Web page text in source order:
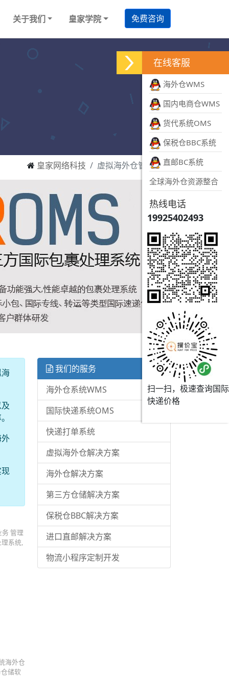
关于我们 皇家学院 免费咨询
皇家网络科技 虚拟海外仓管理系统
管理
系统,
海外仓
储软
我们的服务
海外仓系统WMS
国际快递系统OMS
快递打单系统
虚拟海外仓解决方案
海外仓解决方案
第三方仓储解决方案
保税仓BBC解决方案
进口直邮解决方案
物流小程序定制开发
在线客服
海外仓WMS
国内电商仓WMS
货代系统OMS
保税仓BBC系统
直邮BC系统
全球海外仓资源整合
热线电话
19925402493
扫一扫，极速查询国际
快递价格